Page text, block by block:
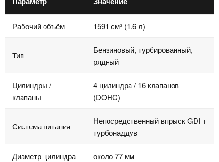
Рабочий объём 1591 см³ (1.6 л)
Тип
Бензиновый, турбированный,
рядный
Цилиндры /
клапаны
4 цилиндра / 16 клапанов
(DOHC)
Система питания
Непосредственный впрыск GDI +
турбонаддув
Диаметр цилиндра около 77 мм